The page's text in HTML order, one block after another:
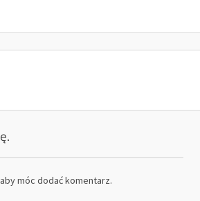
móc dodać komentarz.